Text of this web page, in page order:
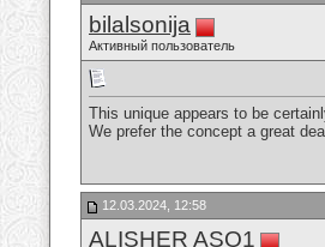
bilalsonija
Активный пользователь
This unique appears to be
We prefer the concept a great
12.03.2024, 12:58
ALISHER ASQ1